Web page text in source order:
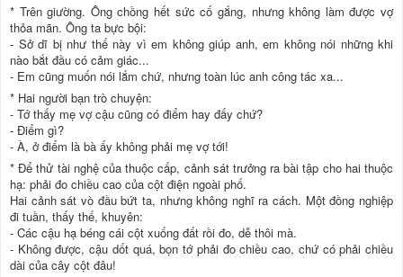
* Trên giường. Ông chồng hết sức cố gắng, nhưng không làm được vợ
thỏa mãn. Ông ta bực bội:
- Sở dĩ bị như thế này vì em không giúp anh, em không nói những khi
nào bắt đầu có cảm giác...
- Em cũng muốn nói lắm chứ, nhưng toàn lúc anh công tác xa...
* Hai người bạn trò chuyện:
- Tớ thấy mẹ vợ cậu cũng có điểm hay đấy chứ?
- Điểm gì?
- À, ở điểm là bà ấy không phải mẹ vợ tới!
* Để thử tài nghệ của thuộc cấp, cảnh sát trưởng ra bài tập cho hai thuộc
hạ: phải đo chiều cao của cột điện ngoài phố.
Hai cảnh sát vò đầu bứt ta, nhưng không nghĩ ra cách. Một đồng nghiệp
đi tuần, thấy thế, khuyên:
- Các cậu hạ béng cái cột xuống đất rồi đo, dễ thôi mà.
- Không được, cậu dốt quá, bọn tớ phải đo chiều cao, chứ có phải chiều
dài của cây cột đâu!